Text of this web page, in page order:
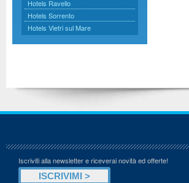
Hotels Ravello
Hotels Sorrento
Hotels Vietri sul Mare
Iscriviti alla newsletter e riceverai novità ed offerte!